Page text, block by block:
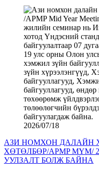
2026/07/18
АЗИ НОМХОН ДАЛАЙН
ХӨТӨЛБӨР/APMP
УУЛЗАЛТ БОЛЖ БАЙНА